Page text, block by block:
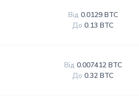
Від 0.0129 BTC
До 0.13 BTC
Від 0.007412 BTC
До 0.32 BTC